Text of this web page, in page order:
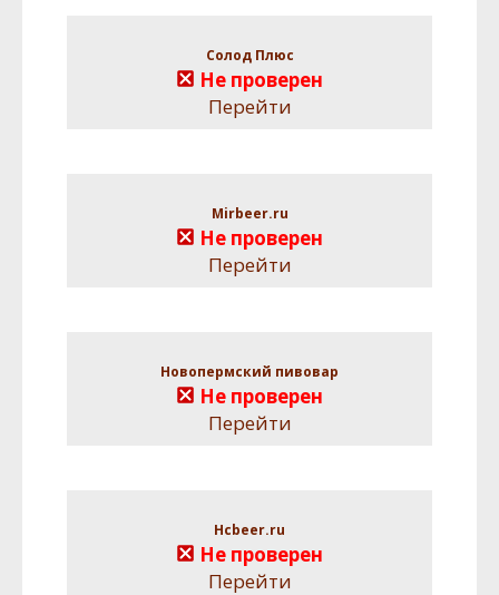
Солод Плюс
Не проверен
Перейти
Mirbeer.ru
Не проверен
Перейти
Новопермский пивовар
Не проверен
Перейти
Hcbeer.ru
Не проверен
Перейти